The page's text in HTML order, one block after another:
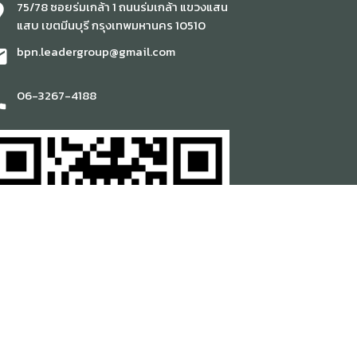
75/78 ซอยร่มเกล้า 1 ถนนร่มเกล้า แขวงแสน
แสบ เขตมีนบุรี กรุงเทพมหานคร 10510
bpn.leadergroup@gmail.com
06-3267-4188